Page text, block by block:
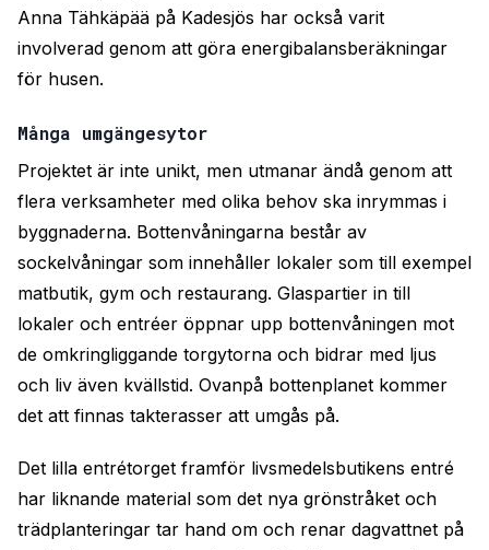
Anna Tähkäpää på Kadesjös har också varit
involverad genom att göra energibalansberäkningar
för husen.
Många umgängesytor
Projektet är inte unikt, men utmanar ändå genom att
flera verksamheter med olika behov ska inrymmas i
byggnaderna. Bottenvåningarna består av
sockelvåningar som innehåller lokaler som till exempel
matbutik, gym och restaurang. Glaspartier in till
lokaler och entréer öppnar upp bottenvåningen mot
de omkringliggande torgytorna och bidrar med ljus
och liv även kvällstid. Ovanpå bottenplanet kommer
det att finnas takterasser att umgås på.
Det lilla entrétorget framför livsmedelsbutikens entré
har liknande material som det nya grönstråket och
trädplanteringar tar hand om och renar dagvattnet på